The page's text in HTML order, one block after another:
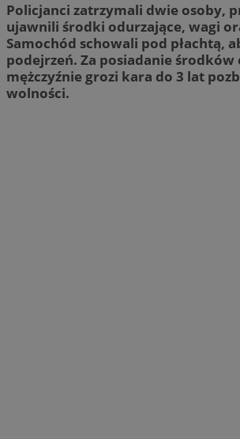
Policjanci zatrzymali dwie osoby,
ujawnili środki odurzające, wagi
Samochód schowali pod płachtą,
podejrzeń. Za posiadanie środków
mężczyźnie grozi kara do 3 lat
wolności.